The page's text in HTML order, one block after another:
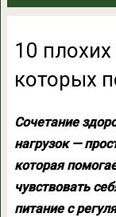
10
которых
Сочетание
нагрузок —
которая
чувствовать
питание с